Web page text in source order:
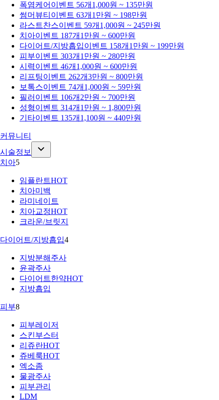
폭염케어 이벤트 56개 1,000원 ~ 135만원
썸머뷰티 이벤트 63개 1만원 ~ 198만원
라스트찬스이벤트 59개 1,000원 ~ 245만원
치아이벤트 187개 1만원 ~ 600만원
다이어트/지방흡입이벤트 158개 1만원 ~ 199만원
피부이벤트 303개 1만원 ~ 280만원
시력이벤트 46개 1,000원 ~ 600만원
리프팅이벤트 262개3만원 ~ 800만원
보톡스이벤트 74개 1,000원 ~ 59만원
필러 이벤트 106개 2만원 ~ 700만원
성형이벤트 314개 1만원 ~ 1,800만원
기타이벤트 135개 1,100원 ~ 440만원
커뮤니티
시술정보
치아5
임플란트HOT
치아미백
라미네이트
치아교정HOT
크라운/브릿지
다이어트/지방흡입4
지방분해주사
윤곽주사
다이어트한약HOT
지방흡입
피부8
피부레이저
스킨부스터
리쥬란HOT
쥬베룩HOT
엑소좀
물광주사
피부관리
LDM